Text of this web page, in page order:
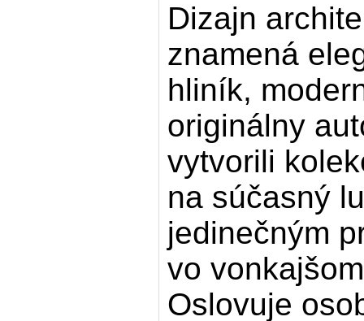
Dizajn
znamená
hliník,
originálny
vytvorili
na súčasný
jedinečným
vo
Oslovuje